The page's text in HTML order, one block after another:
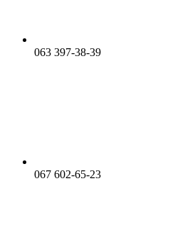
063 397-38-39
067 602-65-23